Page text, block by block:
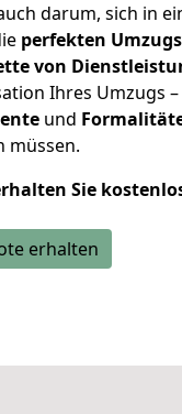
darum, sich in
perfekten
von
Ihres Umzugs
und
müssen.
Sie
erhalten